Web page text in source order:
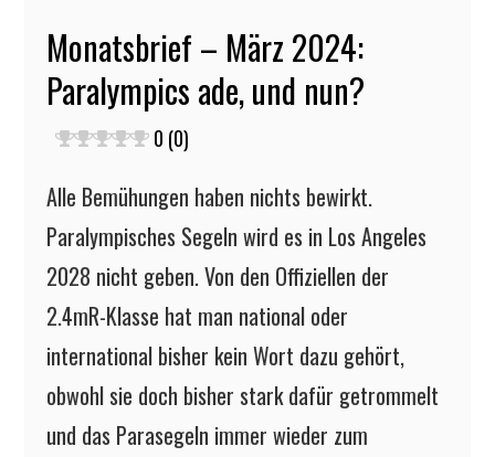
Monatsbrief – März 2024:
Paralympics ade, und nun?
0 (0)
Alle Bemühungen haben nichts bewirkt.
Paralympisches Segeln wird es in Los Angeles
2028 nicht geben. Von den Offiziellen der
2.4mR-Klasse hat man national oder
international bisher kein Wort dazu gehört,
obwohl sie doch bisher stark dafür getrommelt
und das Parasegeln immer wieder zum